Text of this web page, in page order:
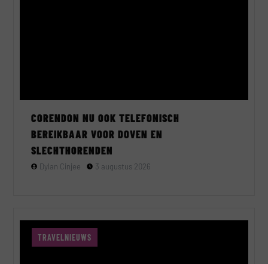
CORENDON NU OOK TELEFONISCH
BEREIKBAAR VOOR DOVEN EN
SLECHTHORENDEN
Dylan Cinjee 3 augustus 2026
TRAVELNIEUWS